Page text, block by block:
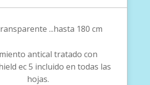
...hasta 180 cm
antical tratado con
ec 5 incluido en todas las
hojas.